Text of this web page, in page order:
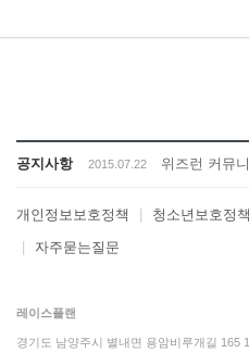
공지사항 2015.07.22 위즈런 커뮤
개인정보보호정책 청소년보호정책
자주묻는질문
레이스플랜
경기도 남양주시 별내면 용암비루개길 165